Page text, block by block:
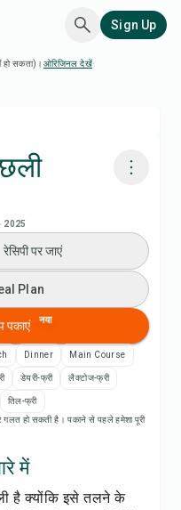
Sign Up
हो सकता)। ओरिजिनल देखें·
2025
Plan
List
रेसिपी पर जाएं
Plan
पकाएं नया
Dinner Main Course
डेयरी-फ्री लैक्टोज-फ्री
तिल-फ्री
गलत हो सकती है। पकाने से पहले हमेशा पूरी
में
है क्योंकि इसे तलने के